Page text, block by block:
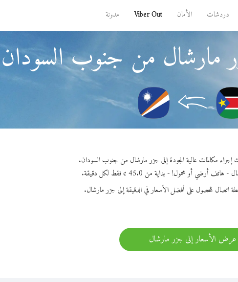
دردشات الأمان Viber Out مدونة
مارشال من جنوب السودان
أو محمول! - بداية من 45.0 ¢ فقط لكل دقيقة.
اتصال للحصول على أفضل الأسعار في الدقيقة إلى جزر مارشال.
عرض الأسعار إلى جزر مارشال